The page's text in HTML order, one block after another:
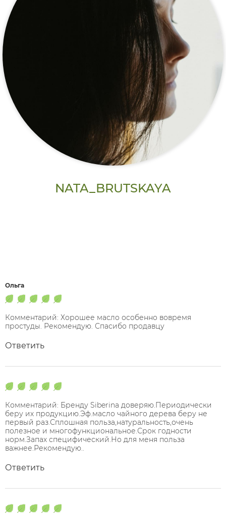
NATA_BRUTSKAYA
Ольга
Комментарий: Хорошее масло особенно вовремя
простуды. Рекомендую. Спасибо продавцу
Ответить
Комментарий: Бренду Siberina доверяю.Периодически
беру их продукцию.Эф.масло чайного дерева беру не
первый раз.Сплошная польза,натуральность,очень
полезное и многофункциональное.Срок годности
норм.Запах специфический.Но для меня польза
важнее.Рекомендую..
Ответить